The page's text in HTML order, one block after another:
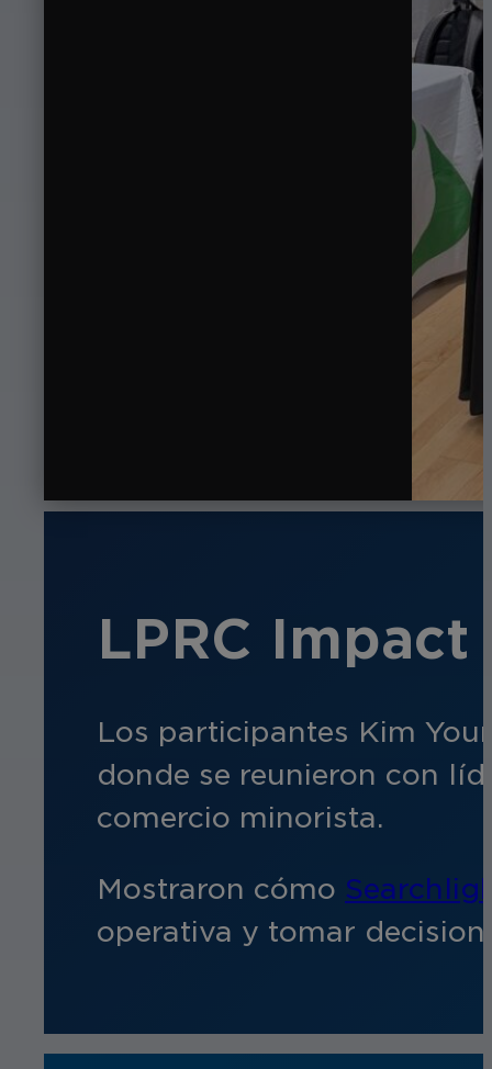
LPRC Impact
Los participantes Kim
donde se reunieron con
comercio minorista.
Mostraron cómo
operativa y tomar